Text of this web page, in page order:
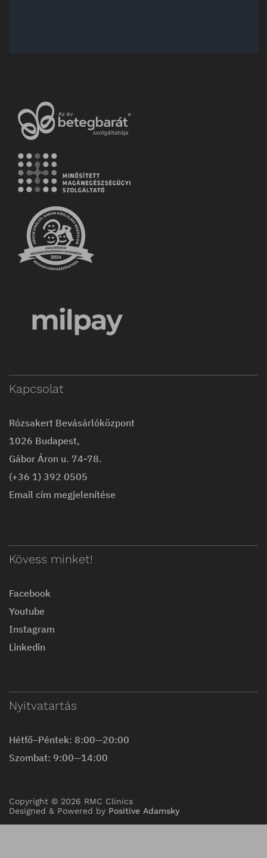
Kapcsolat
Rózsakert Bevásárlóközpont
1026 Budapest,
Gábor Áron u. 74-78.
(+36 1) 392 0505
Email cím megjelenítése
Kövess minket!
Facebook
Youtube
Instagram
Linkedin
Nyitvatartás
Hétfő–Péntek: 8:00—20:00
Szombat: 9:00—14:00
Copyright © 2026 RMC Clinics
Designed & Powered by Positive Adamsky